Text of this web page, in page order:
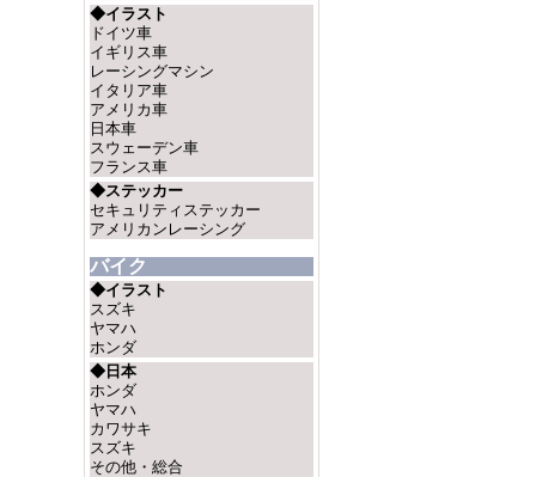
◆イラスト
ドイツ車
イギリス車
レーシングマシン
イタリア車
アメリカ車
日本車
スウェーデン車
フランス車
◆ステッカー
セキュリティステッカー
アメリカンレーシング
バイク
◆イラスト
スズキ
ヤマハ
ホンダ
◆日本
ホンダ
ヤマハ
カワサキ
スズキ
その他・総合